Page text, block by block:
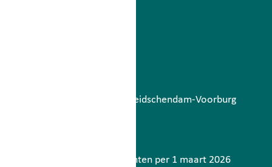
Storing berichtenverkeer Leidschendam-Voorburg
Contactinformatie gemeenten per 1 maart 2026